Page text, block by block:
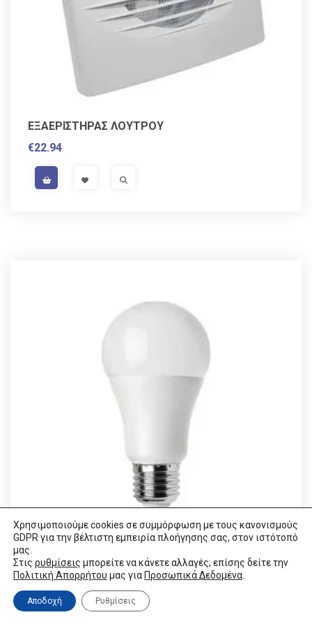
ΕΞΑΕΡΙΣΤΗΡΑΣ ΛΟΥΤΡΟΥ
€22.94
VISIT LINKVISIT LINK
Πλαστική λάμπα LED
€2.73 VAT / Sales Tax incl.
Χρησιμοποιούμε cookies σε συμμόρφωση με τους κανονισμούς
GDPR για την βέλτιστη εμπειρία πλοήγησης σας, στον ιστότοπό
μας.
Στις ρυθμίσεις μπορείτε να κάνετε αλλαγές, επίσης δείτε την
Πολιτική Απορρήτου μας για Προσωπικά Δεδομένα
Αποδοχή Ρυθμίσεις